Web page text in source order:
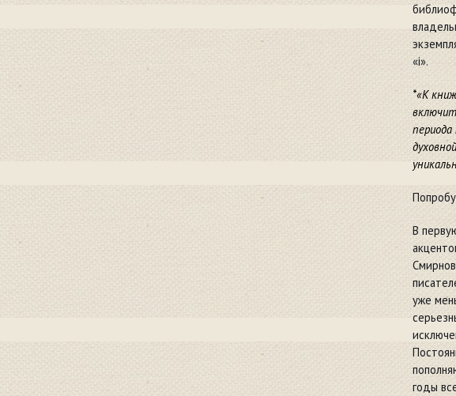
«i».
*«К
В
уже
годы